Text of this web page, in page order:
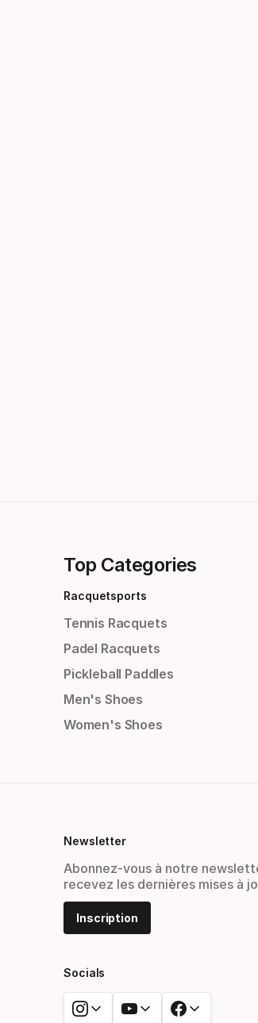
Top Categories
Racquetsports
Tennis Racquets
Padel Racquets
Pickleball Paddles
Men's Shoes
Women's Shoes
Newsletter
Abonnez-vous à notre
recevez les dernières mises à
Inscription
Socials